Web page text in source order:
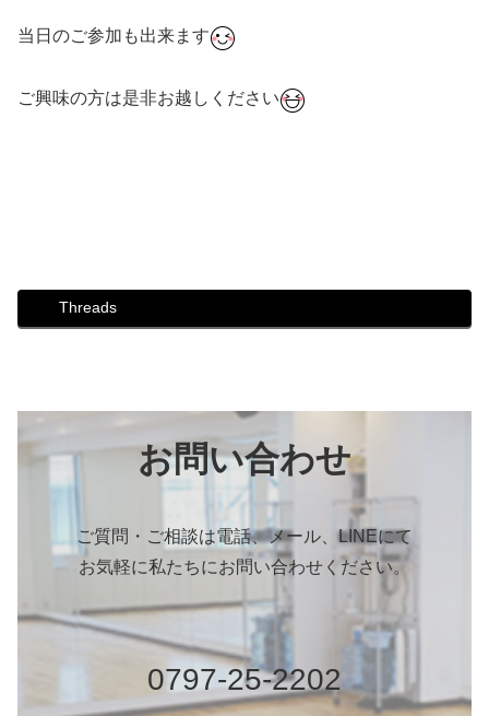
当日のご参加も出来ます
ご興味の方は是非お越しください
Threads
お問い合わせ
ご質問・ご相談は電話、メール、LINEにて
お気軽に私たちにお問い合わせください。
0797-25-2202